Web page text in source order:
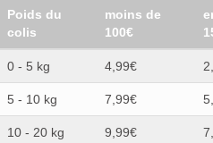
Poids du
colis
moins de
100€
0 - 5 kg 4,99€
5 - 10 kg 7,99€
10 - 20 kg 9,99€